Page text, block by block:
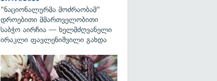
"ნაციონალურმა მოძრაობამ"
დროებითი მმართველობითი
საბჭო აირჩია — ხელმძღვანელი
ირაკლი ფავლენიშვილი გახდა